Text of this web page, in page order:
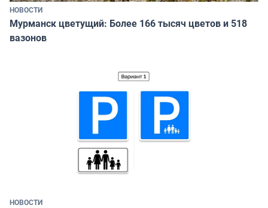
НОВОСТИ
Мурманск цветущий: Более 166 тысяч цветов и 518
вазонов
НОВОСТИ